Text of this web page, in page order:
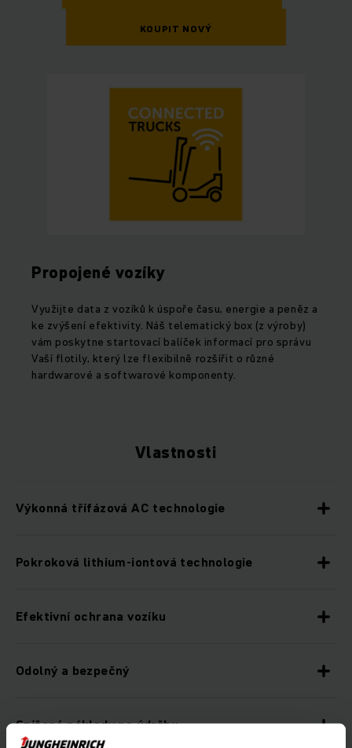
KOUPIT NOVÝ
Propojené vozíky
Využijte data z vozíků k úspoře času, energie a peněz a
ke zvýšení efektivity. Náš telematický box (z výroby)
vám poskytne startovací balíček informací pro správu
Vaší flotily, který lze flexibilně rozšířit o různé
hardwarové a softwarové komponenty.
Vlastnosti
Výkonná třífázová AC technologie
Pokroková lithium-iontová technologie
Efektivní ochrana vozíku
Odolný a bezpečný
Snížené náklady na údržbu